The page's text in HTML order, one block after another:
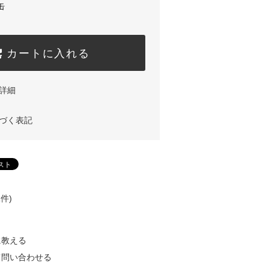
カートに入れる
細
く表記
)
える
い合わせる